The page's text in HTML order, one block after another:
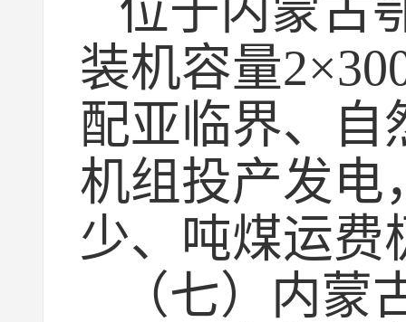
装机容量
配亚临界、自
机组投产发电
少、吨煤运费
（七）内